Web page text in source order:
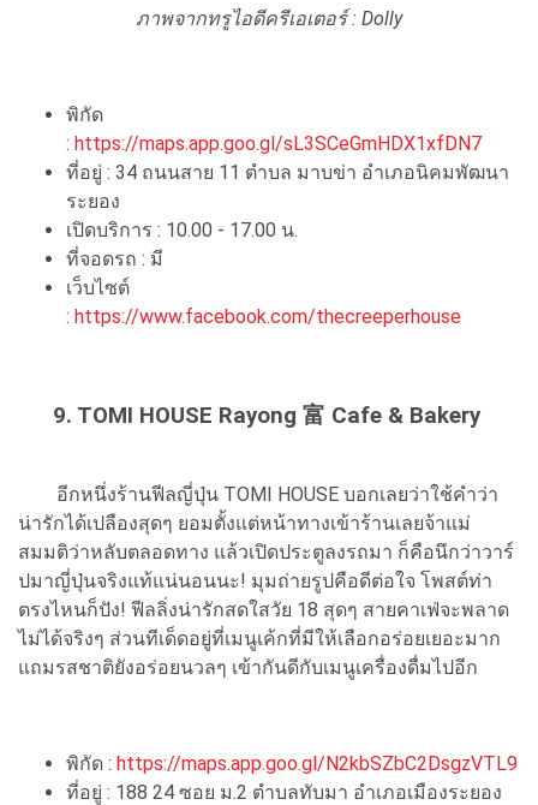
ภาพจากทรูไอดีครีเอเตอร์ : Dolly
พิกัด
: https://maps.app.goo.gl/sL3SCeGmHDX1xfDN7
ที่อยู่ : 34 ถนนสาย 11 ตำบล มาบข่า อำเภอนิคมพัฒนา
ระยอง
เปิดบริการ : 10.00 - 17.00 น.
ที่จอดรถ : มี
เว็บไซต์
: https://www.facebook.com/thecreeperhouse
9. TOMI HOUSE Rayong 富 Cafe & Bakery
อีกหนึ่งร้านฟีลญี่ปุ่น TOMI HOUSE บอกเลยว่าใช้คำว่า
น่ารักได้เปลืองสุดๆ ยอมตั้งแต่หน้าทางเข้าร้านเลยจ้าแม่
สมมติว่าหลับตลอดทาง แล้วเปิดประตูลงรถมา ก็คือนึกว่าวาร์
ปมาญี่ปุ่นจริงแท้แน่นอนนะ! มุมถ่ายรูปคือดีต่อใจ โพสต์ท่า
ตรงไหนก็ปัง! ฟีลลิ่งน่ารักสดใสวัย 18 สุดๆ สายคาเฟ่จะพลาด
ไม่ได้จริงๆ ส่วนทีเด็ดอยู่ที่เมนูเค้กที่มีให้เลือกอร่อยเยอะมาก
แถมรสชาติยังอร่อยนวลๆ เข้ากันดีกับเมนูเครื่องดื่มไปอีก
พิกัด : https://maps.app.goo.gl/N2kbSZbC2DsgzVTL9
ที่อยู่ : 188 24 ซอย ม.2 ตำบลทับมา อำเภอเมืองระยอง